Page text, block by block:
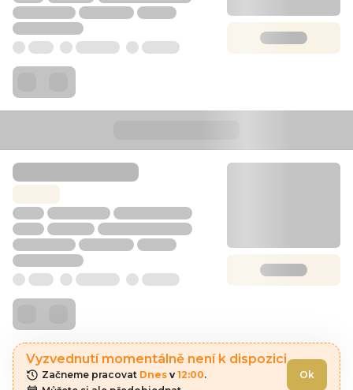
Vyzvednutí momentálně není k dispozici
Začneme pracovat Dnes v 12:00.
Ok